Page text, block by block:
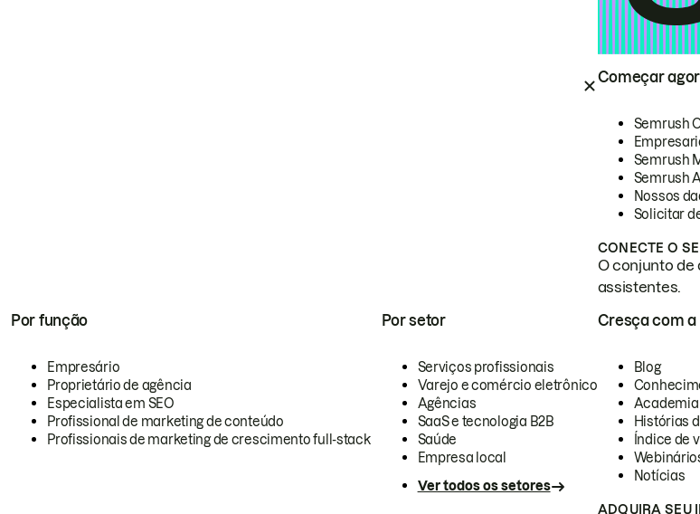
Começar
Semrush
Semrush
Semrush
Nossos
Solicitar
CONECTE O
O conjunto de
assistentes.
Por função
Empresário
Proprietário de agência
Especialista em SEO
Profissional de marketing de conteúdo
Profissionais de marketing de crescimento full-stack
Por setor
Serviços profissionais
Varejo e comércio eletrônico
Agências
SaaS e tecnologia B2B
Saúde
Empresa local
Ver todos os setores
Cresça com a
Blog
Academia
Histórias
Índice de
Notícias
ADQUIRA SEU